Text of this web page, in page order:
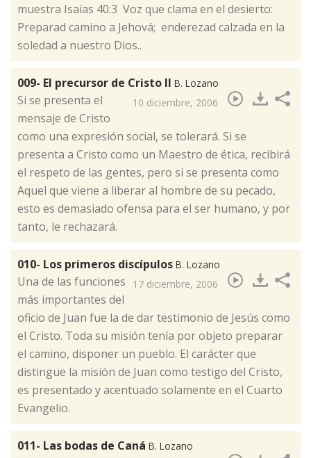
muestra Isaías 40:3 Voz que clama en el desierto:
Preparad camino a Jehová; enderezad calzada en la
soledad a nuestro Dios..
009- El precursor de Cristo II B. Lozano
10 diciembre, 2006
​Si se presenta el
mensaje de Cristo
como una expresión social, se tolerará. Si se
presenta a Cristo como un Maestro de ética, recibirá
el respeto de las gentes, pero si se presenta como
Aquel que viene a liberar al hombre de su pecado,
esto es demasiado ofensa para el ser humano, y por
tanto, le rechazará.
010- Los primeros discípulos B. Lozano
17 diciembre, 2006
​Una de las funciones
más importantes del
oficio de Juan fue la de dar testimonio de Jesús como
el Cristo. Toda su misión tenía por objeto preparar
el camino, disponer un pueblo. El carácter que
distingue la misión de Juan como testigo del Cristo,
es presentado y acentuado solamente en el Cuarto
Evangelio.
011- Las bodas de Caná B. Lozano